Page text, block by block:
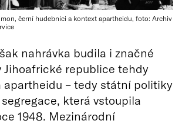
černí hudebníci a kontext apartheidu, foto: Archiv
nahrávka budila i značné
Jihoafrické republice tehdy
apartheidu – tedy státní politiky
která vstoupila
1948. Mezinárodní